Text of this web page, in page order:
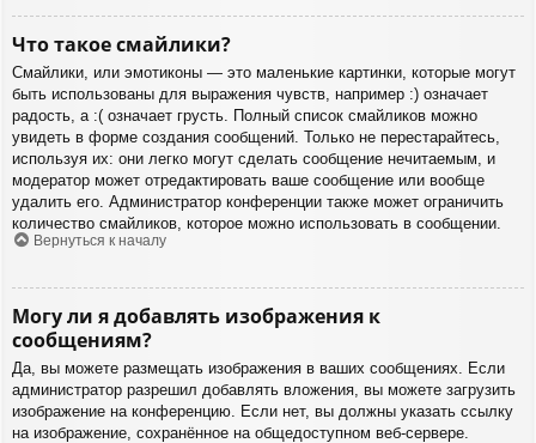
Что такое смайлики?
Смайлики, или эмотиконы — это маленькие картинки, которые могут
быть использованы для выражения чувств, например :) означает
радость, а :( означает грусть. Полный список смайликов можно
увидеть в форме создания сообщений. Только не перестарайтесь,
используя их: они легко могут сделать сообщение нечитаемым, и
модератор может отредактировать ваше сообщение или вообще
удалить его. Администратор конференции также может ограничить
количество смайликов, которое можно использовать в сообщении.
Вернуться к началу
Могу ли я добавлять изображения к
сообщениям?
Да, вы можете размещать изображения в ваших сообщениях. Если
администратор разрешил добавлять вложения, вы можете загрузить
изображение на конференцию. Если нет, вы должны указать ссылку
на изображение, сохранённое на общедоступном веб-сервере.